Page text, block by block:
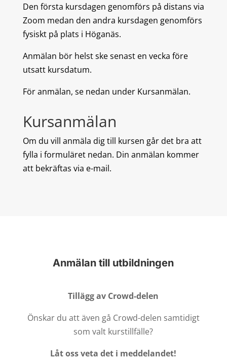
Den första kursdagen genomförs på distans via
Zoom medan den andra kursdagen genomförs
fysiskt på plats i Höganäs.
Anmälan bör helst ske senast en vecka före
utsatt kursdatum.
För anmälan, se nedan under Kursanmälan.
Kursanmälan
Om du vill anmäla dig till kursen går det bra att
fylla i formuläret nedan. Din anmälan kommer
att bekräftas via e-mail.
Anmälan till utbildningen
Tillägg av Crowd-delen
Önskar du att även gå Crowd-delen samtidigt
som valt kurstillfälle?
Låt oss veta det i meddelandet!